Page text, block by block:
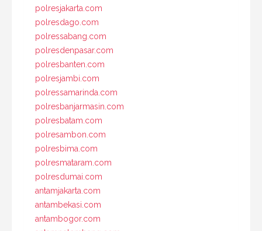
polresjakarta.com
polresdago.com
polressabang.com
polresdenpasar.com
polresbanten.com
polresjambi.com
polressamarinda.com
polresbanjarmasin.com
polresbatam.com
polresambon.com
polresbima.com
polresmataram.com
polresdumai.com
antamjakarta.com
antambekasi.com
antambogor.com